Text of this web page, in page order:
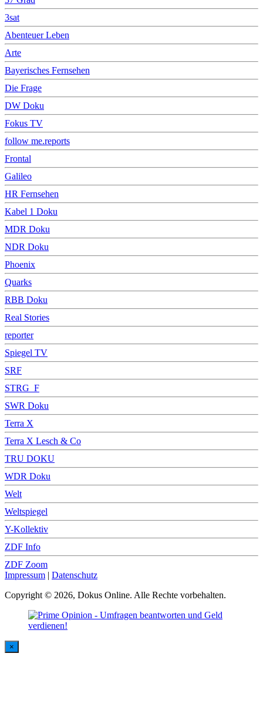
3sat
Abenteuer Leben
Arte
Bayerisches Fernsehen
Die Frage
DW Doku
Fokus TV
follow me.reports
Frontal
Galileo
HR Fernsehen
Kabel 1 Doku
MDR Doku
NDR Doku
Phoenix
Quarks
RBB Doku
Real Stories
reporter
Spiegel TV
SRF
STRG_F
SWR Doku
Terra X
Terra X Lesch & Co
TRU DOKU
WDR Doku
Welt
Weltspiegel
Y-Kollektiv
ZDF Info
ZDF Zoom
Impressum | Datenschutz
Copyright © 2026, Dokus Online. Alle Rechte vorbehalten.
×